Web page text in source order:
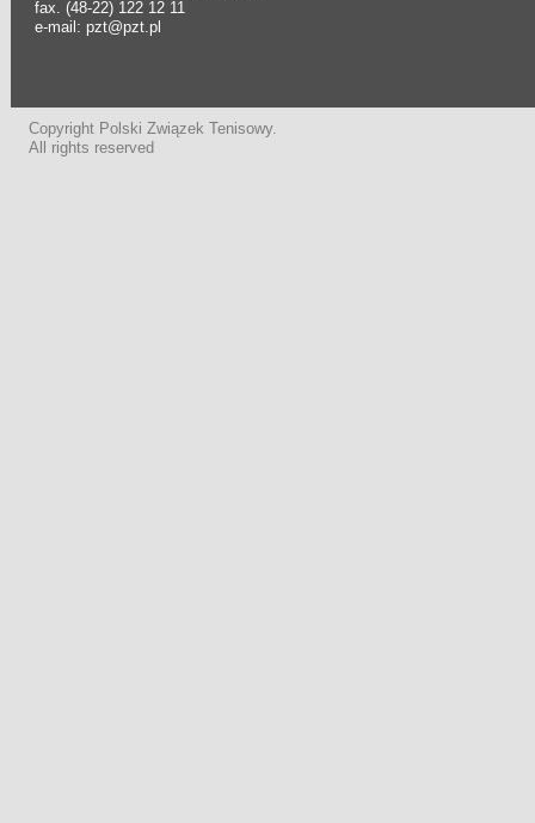
fax. (48-22) 122 12 11
e-mail: pzt@pzt.pl
Copyright Polski Związek Tenisowy.
All rights reserved